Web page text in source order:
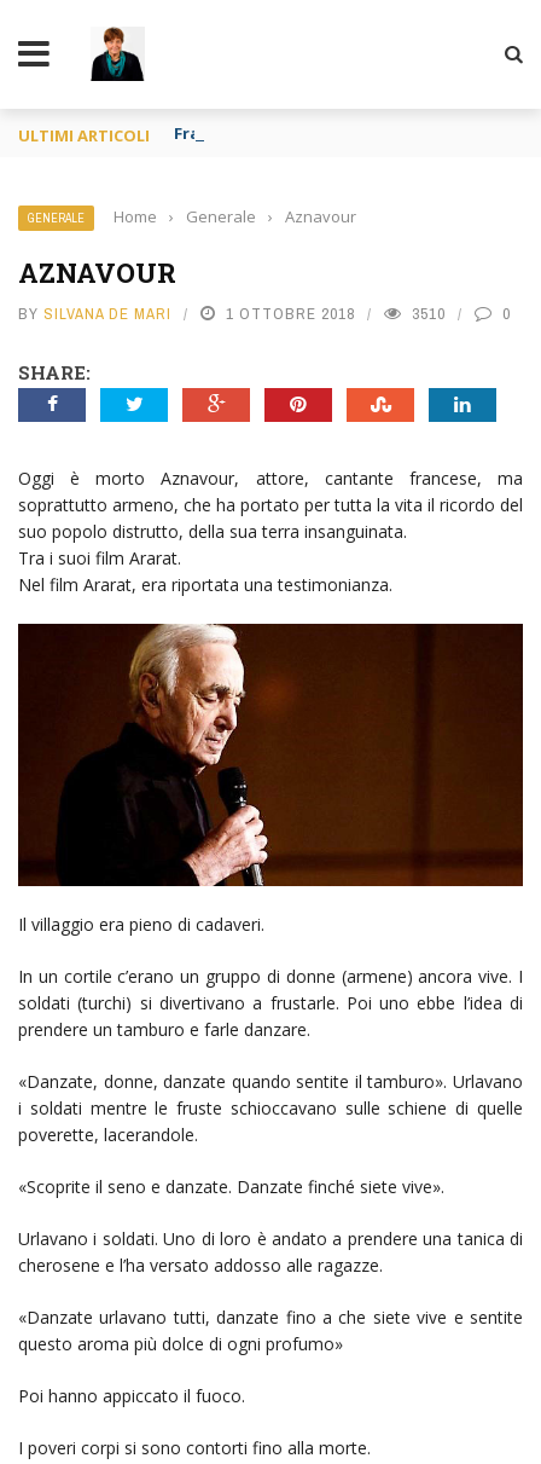
ULTIMI ARTICOLI Francia o Spagna purché si mangi
GENERALE Home › Generale › Aznavour
AZNAVOUR
BY SILVANA DE MARI 1 OTTOBRE 2018 3510 0
SHARE:
Oggi è morto Aznavour, attore, cantante francese, ma
soprattutto armeno, che ha portato per tutta la vita il ricordo del
suo popolo distrutto, della sua terra insanguinata.
Tra i suoi film Ararat.
Nel film Ararat, era riportata una testimonianza.
Il villaggio era pieno di cadaveri.
In un cortile c’erano un gruppo di donne (armene) ancora vive. I
soldati (turchi) si divertivano a frustarle. Poi uno ebbe l’idea di
prendere un tamburo e farle danzare.
«Danzate, donne, danzate quando sentite il tamburo». Urlavano
i soldati mentre le fruste schioccavano sulle schiene di quelle
poverette, lacerandole.
«Scoprite il seno e danzate. Danzate finché siete vive».
Urlavano i soldati. Uno di loro è andato a prendere una tanica di
cherosene e l’ha versato addosso alle ragazze.
«Danzate urlavano tutti, danzate fino a che siete vive e sentite
questo aroma più dolce di ogni profumo»
Poi hanno appiccato il fuoco.
I poveri corpi si sono contorti fino alla morte.